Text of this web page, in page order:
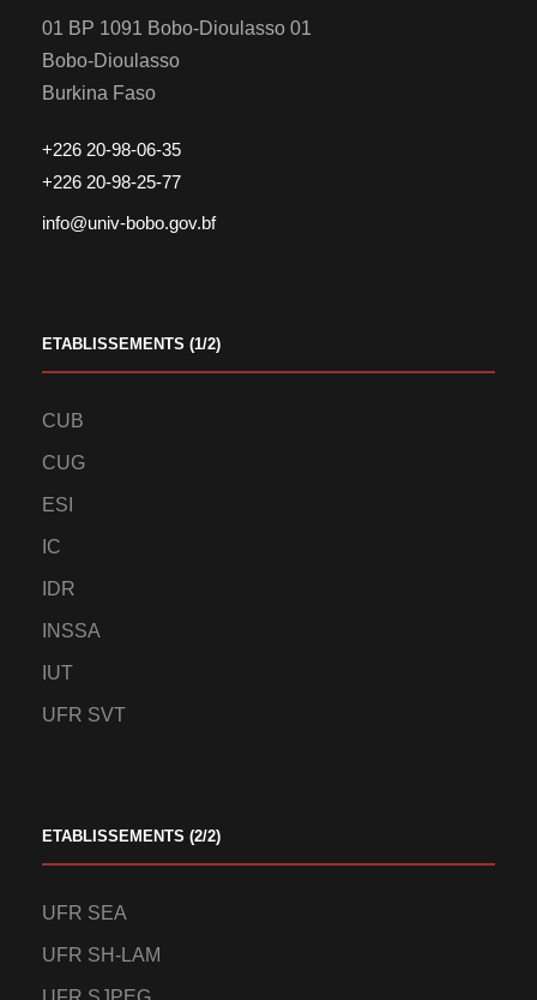
01 BP 1091 Bobo-Dioulasso 01
Bobo-Dioulasso
Burkina Faso
+226 20-98-06-35
+226 20-98-25-77
info@univ-bobo.gov.bf
ETABLISSEMENTS (1/2)
CUB
CUG
ESI
IC
IDR
INSSA
IUT
UFR SVT
ETABLISSEMENTS (2/2)
UFR SEA
UFR SH-LAM